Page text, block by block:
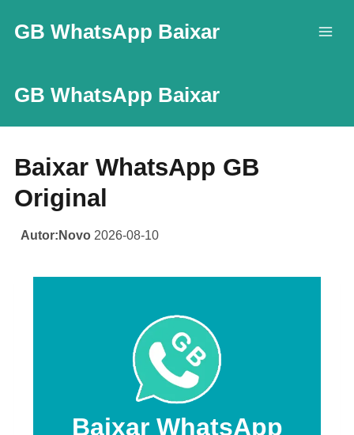
GB WhatsApp Baixar
GB WhatsApp Baixar
Baixar WhatsApp GB
Original
Autor:Novo 2026-08-10
Baixar WhatsApp